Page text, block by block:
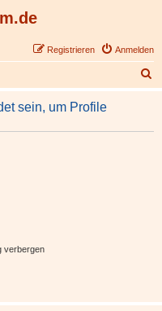
Anmelden
Registrieren
u
h
sein, um Profile
verbergen